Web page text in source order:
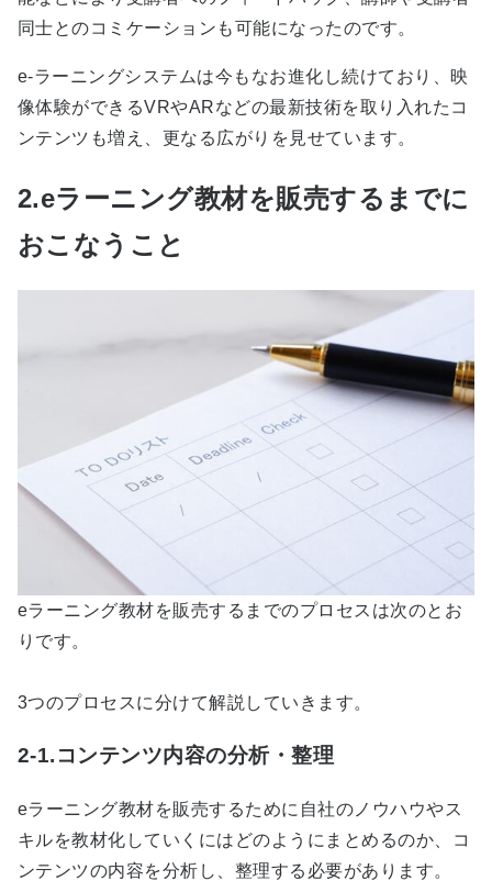
同士とのコミケーションも可能になったのです。
e-ラーニングシステムは今もなお進化し続けており、映
像体験ができるVRやARなどの最新技術を取り入れたコ
ンテンツも増え、更なる広がりを見せています。
2.eラーニング教材を販売するまでに
おこなうこと
eラーニング教材を販売するまでのプロセスは次のとお
りです。
3つのプロセスに分けて解説していきます。
2-1.コンテンツ内容の分析・整理
eラーニング教材を販売するために自社のノウハウやス
キルを教材化していくにはどのようにまとめるのか、コ
ンテンツの内容を分析し、整理する必要があります。